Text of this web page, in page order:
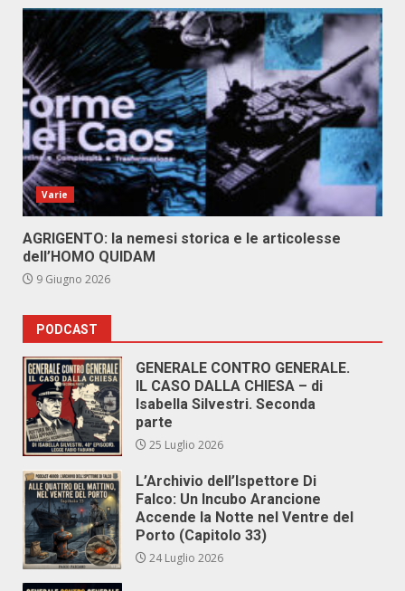
Varie
AGRIGENTO: la nemesi storica e le articolesse
dell’HOMO QUIDAM
9 Giugno 2026
PODCAST
GENERALE CONTRO GENERALE.
IL CASO DALLA CHIESA – di
Isabella Silvestri. Seconda
parte
25 Luglio 2026
L’Archivio dell’Ispettore Di
Falco: Un Incubo Arancione
Accende la Notte nel Ventre del
Porto (Capitolo 33)
24 Luglio 2026